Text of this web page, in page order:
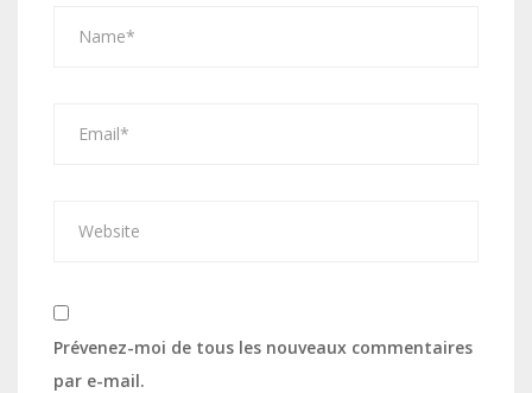
Prévenez-moi de tous les nouveaux commentaires
par e-mail.